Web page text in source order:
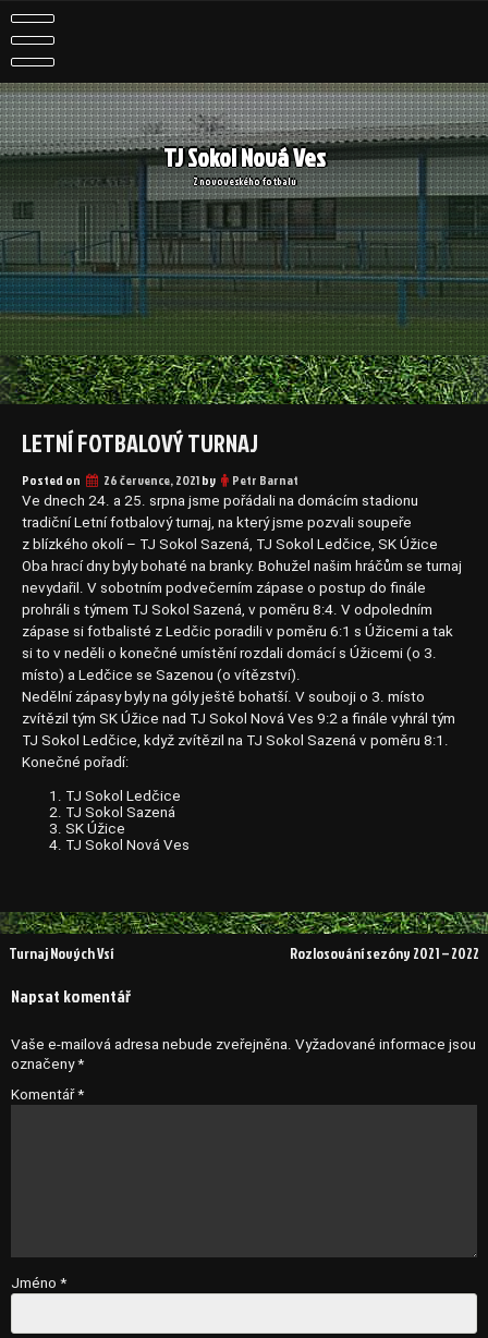
Skip
to
content
TJ Sokol Nová Ves
Z novoveského fotbalu
LETNÍ FOTBALOVÝ TURNAJ
Posted on 26 července, 2021by Petr Barnat
Ve dnech 24. a 25. srpna jsme pořádali na domácím stadionu
tradiční Letní fotbalový turnaj, na který jsme pozvali soupeře
z blízkého okolí – TJ Sokol Sazená, TJ Sokol Ledčice, SK Úžice
Oba hrací dny byly bohaté na branky. Bohužel našim hráčům se turnaj
nevydařil. V sobotním podvečerním zápase o postup do finále
prohráli s týmem TJ Sokol Sazená, v poměru 8:4. V odpoledním
zápase si fotbalisté z Ledčic poradili v poměru 6:1 s Úžicemi a tak
si to v neděli o konečné umístění rozdali domácí s Úžicemi (o 3.
místo) a Ledčice se Sazenou (o vítězství).
Nedělní zápasy byly na góly ještě bohatší. V souboji o 3. místo
zvítězil tým SK Úžice nad TJ Sokol Nová Ves 9:2 a finále vyhrál tým
TJ Sokol Ledčice, když zvítězil na TJ Sokol Sazená v poměru 8:1.
Konečné pořadí:
TJ Sokol Ledčice
TJ Sokol Sazená
SK Úžice
TJ Sokol Nová Ves
Navigace
příspěvek
Turnaj Nových Vsí Rozlosování sezóny 2021 – 2022
Napsat komentář
Vaše e-mailová adresa nebude zveřejněna. Vyžadované informace jsou
označeny*
Komentář*
Jméno *